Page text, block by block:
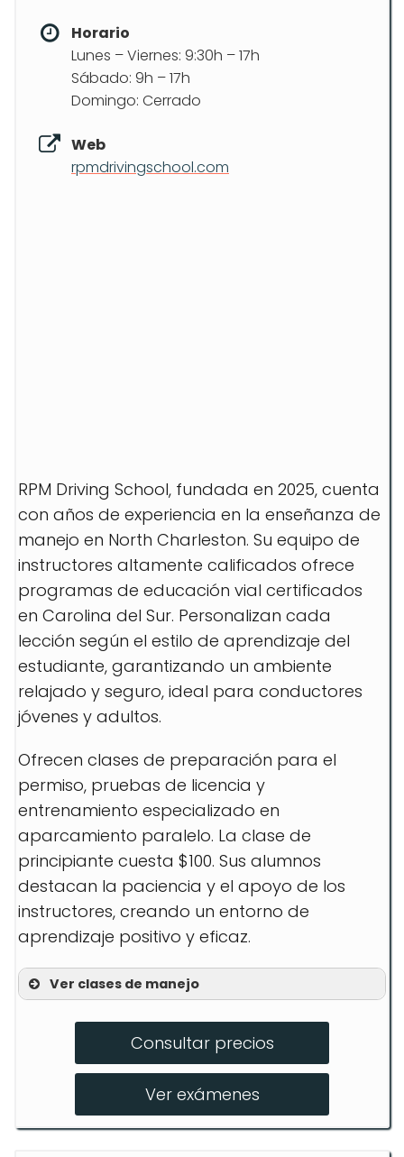
Horario
Lunes – Viernes: 9:30h – 17h
Sábado: 9h – 17h
Domingo: Cerrado
Web
rpmdrivingschool.com
RPM Driving School, fundada en 2025, cuenta
con años de experiencia en la enseñanza de
manejo en North Charleston. Su equipo de
instructores altamente calificados ofrece
programas de educación vial certificados
en Carolina del Sur. Personalizan cada
lección según el estilo de aprendizaje del
estudiante, garantizando un ambiente
relajado y seguro, ideal para conductores
jóvenes y adultos.
Ofrecen clases de preparación para el
permiso, pruebas de licencia y
entrenamiento especializado en
aparcamiento paralelo. La clase de
principiante cuesta $100. Sus alumnos
destacan la paciencia y el apoyo de los
instructores, creando un entorno de
aprendizaje positivo y eficaz.
Ver clases de manejo
principiante
Pruebas de licencia
Clase de mejora de conductor
certificado por AAA
Consultar precios
Ver exámenes